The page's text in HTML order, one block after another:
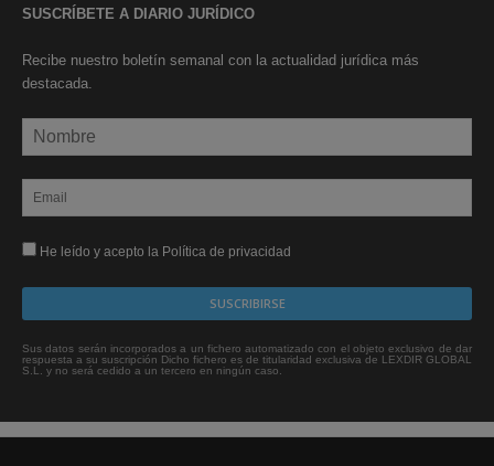
SUSCRÍBETE A DIARIO JURÍDICO
Recibe nuestro boletín semanal con la actualidad jurídica más
destacada.
He leído y acepto la Política de privacidad
Sus datos serán incorporados a un fichero automatizado con el objeto exclusivo de dar
respuesta a su suscripción Dicho fichero es de titularidad exclusiva de LEXDIR GLOBAL
S.L. y no será cedido a un tercero en ningún caso.